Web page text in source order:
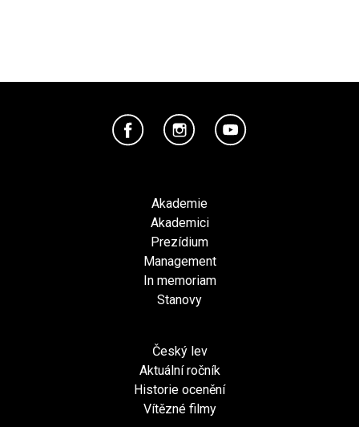
Akademie
Akademici
Prezídium
Management
In memoriam
Stanovy
Český lev
Aktuální ročník
Historie ocenění
Vítězné filmy